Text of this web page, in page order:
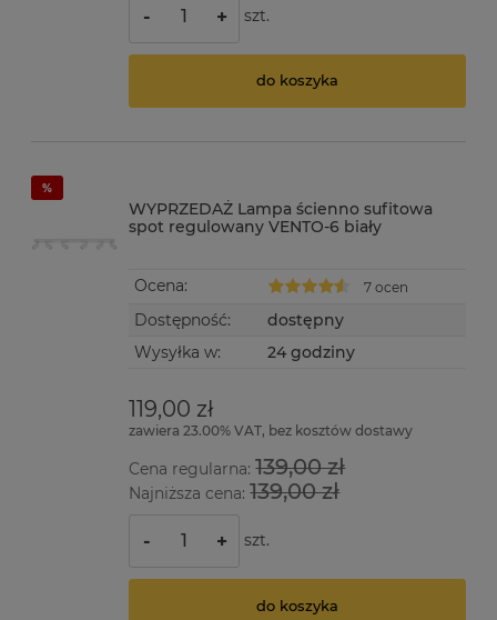
- + szt.
do koszyka
WYPRZEDAŻ Lampa ścienno sufitowa
spot regulowany VENTO-6 biały
Ocena: 7 ocen
Dostępność:
dostępny
Wysyłka w:
24 godziny
119,00 zł
zawiera 23.00% VAT, bez kosztów dostawy
Cena regularna:139,00 zł
Najniższa cena:139,00 zł
- + szt.
do koszyka